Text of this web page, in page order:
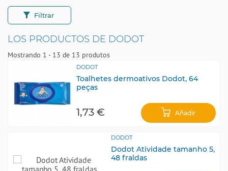
Filtrar
LOS PRODUCTOS DE DODOT
Mostrando 1 - 13 de 13 produtos
DODOT
Toalhetes dermoativos Dodot, 64
peças
1,73 € Añadir
DODOT
Dodot Atividade tamanho 5,
48 fraldas